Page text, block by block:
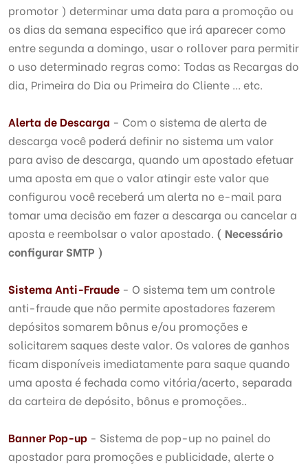
promotor ) determinar uma data para a promoção ou
os dias da semana especifico que irá aparecer como
entre segunda a domingo, usar o rollover para permitir
o uso determinado regras como: Todas as Recargas do
dia, Primeira do Dia ou Primeira do Cliente ... etc.
Alerta de Descarga - Com o sistema de alerta de
descarga você poderá definir no sistema um valor
para aviso de descarga, quando um apostado efetuar
uma aposta em que o valor atingir este valor que
configurou você receberá um alerta no e-mail para
tomar uma decisão em fazer a descarga ou cancelar a
aposta e reembolsar o valor apostado. ( Necessário
configurar SMTP )
Sistema Anti-Fraude - O sistema tem um controle
anti-fraude que não permite apostadores fazerem
depósitos somarem bônus e/ou promoções e
solicitarem saques deste valor. Os valores de ganhos
ficam disponíveis imediatamente para saque quando
uma aposta é fechada como vitória/acerto, separada
da carteira de depósito, bônus e promoções..
Banner Pop-up - Sistema de pop-up no painel do
apostador para promoções e publicidade, alerte o